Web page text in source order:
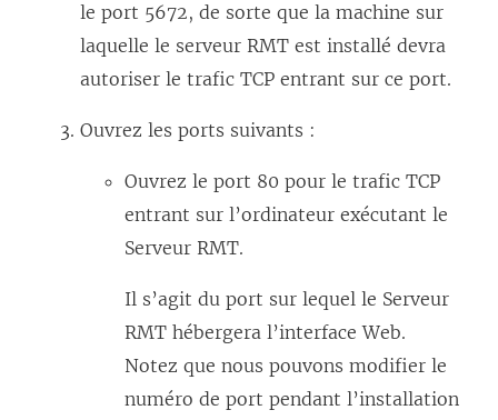
le port 5672, de sorte que la machine sur
laquelle le serveur RMT est installé devra
autoriser le trafic TCP entrant sur ce port.
Ouvrez les ports suivants :
Ouvrez le port 80 pour le trafic TCP
entrant sur l’ordinateur exécutant le
Serveur RMT.
Il s’agit du port sur lequel le Serveur
RMT hébergera l’interface Web.
Notez que nous pouvons modifier le
numéro de port pendant l’installation